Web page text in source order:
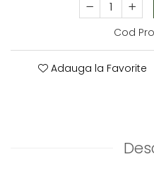
Bijuterii aliaj metalic
Cercei
Brățară
Bijuterii din Floarea de colț
Cod
Adauga la Favorite